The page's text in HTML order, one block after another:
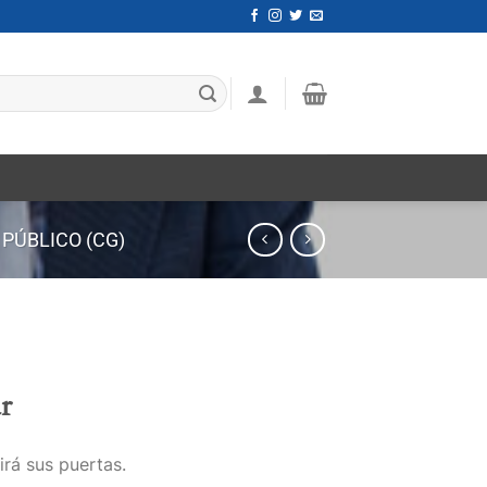
(CG)
sus puertas.